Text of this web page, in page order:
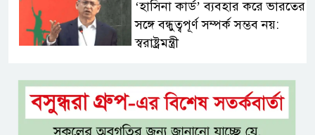
‘হাসিনা কার্ড’ ব্যবহার করে ভারতের
সঙ্গে বন্ধুত্বপূর্ণ সম্পর্ক সম্ভব নয়:
স্বরাষ্ট্রমন্ত্রী
সব বাধা পেরিয়ে বাস্তবতার নিরিখে
দেশকে এগিয়ে নিতে হবে: প্রধানমন্ত্রী